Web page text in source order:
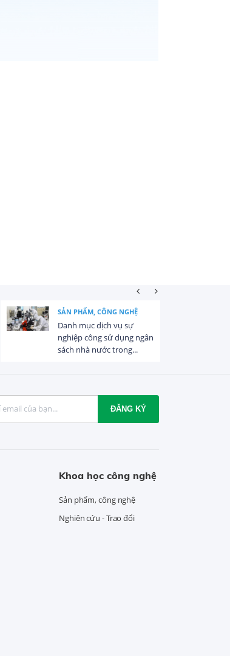
SẢN PHẨM, CÔNG NGHỆ
Danh mục dịch vụ sự
nghiệp công sử dụng ngân
sách nhà nước trong...
ĐĂNG KÝ
Khoa học công nghệ
Sản phẩm, công nghệ
Nghiên cứu - Trao đổi